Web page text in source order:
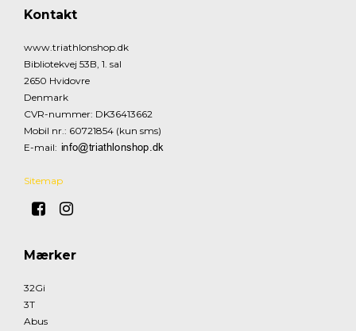
Kontakt
www.triathlonshop.dk
Bibliotekvej 53B, 1. sal
2650 Hvidovre
Denmark
CVR-nummer: DK36413662
Mobil nr.: 60721854 (kun sms)
E-mail:
Sitemap
Mærker
32Gi
3T
Abus